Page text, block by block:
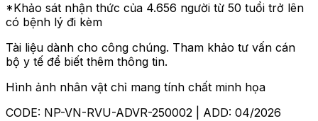
*Khảo sát nhận thức của 4.656 người từ 50 tuổi trở lên
có bệnh lý đi kèm
Tài liệu dành cho công chúng. Tham khảo tư vấn cán
bộ y tế để biết thêm thông tin.
Hình ảnh nhân vật chỉ mang tính chất minh họa
CODE: NP-VN-RVU-ADVR-250002 | ADD: 04/2026